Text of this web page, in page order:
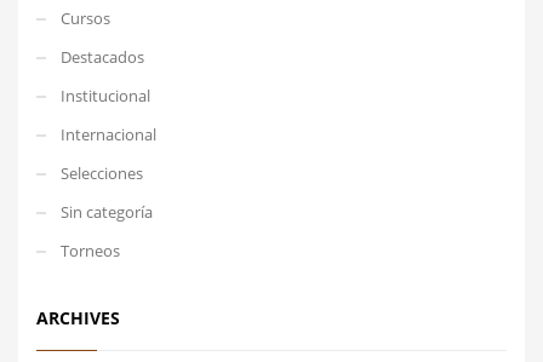
Cursos
Destacados
Institucional
Internacional
Selecciones
Sin categoría
Torneos
ARCHIVES